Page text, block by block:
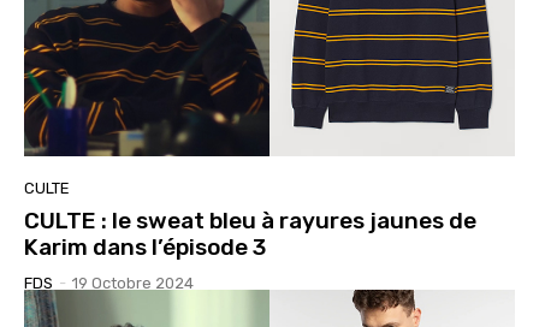
CULTE
CULTE : le sweat bleu à rayures jaunes de
Karim dans l’épisode 3
FDS - 19 Octobre 2024